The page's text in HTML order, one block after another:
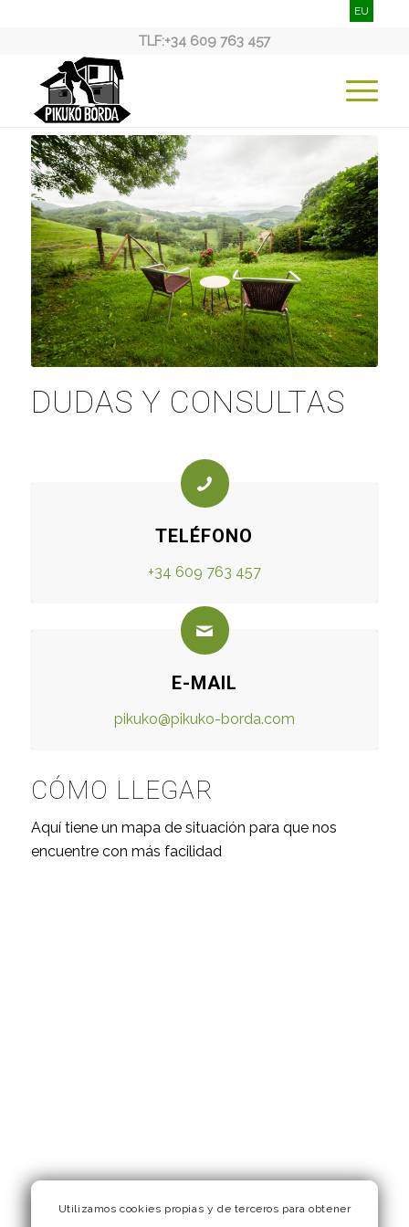
EU
TLF:+34 609 763 457
DUDAS Y CONSULTAS
TELÉFONO
+34 609 763 457
E-MAIL
pikuko@pikuko-borda.com
CÓMO LLEGAR
Aquí tiene un mapa de situación para que nos
encuentre con más facilidad
Utilizamos cookies propias y de terceros para obtener